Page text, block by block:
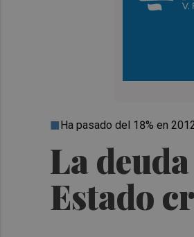
La
Estado
Ha pasado del 18% en